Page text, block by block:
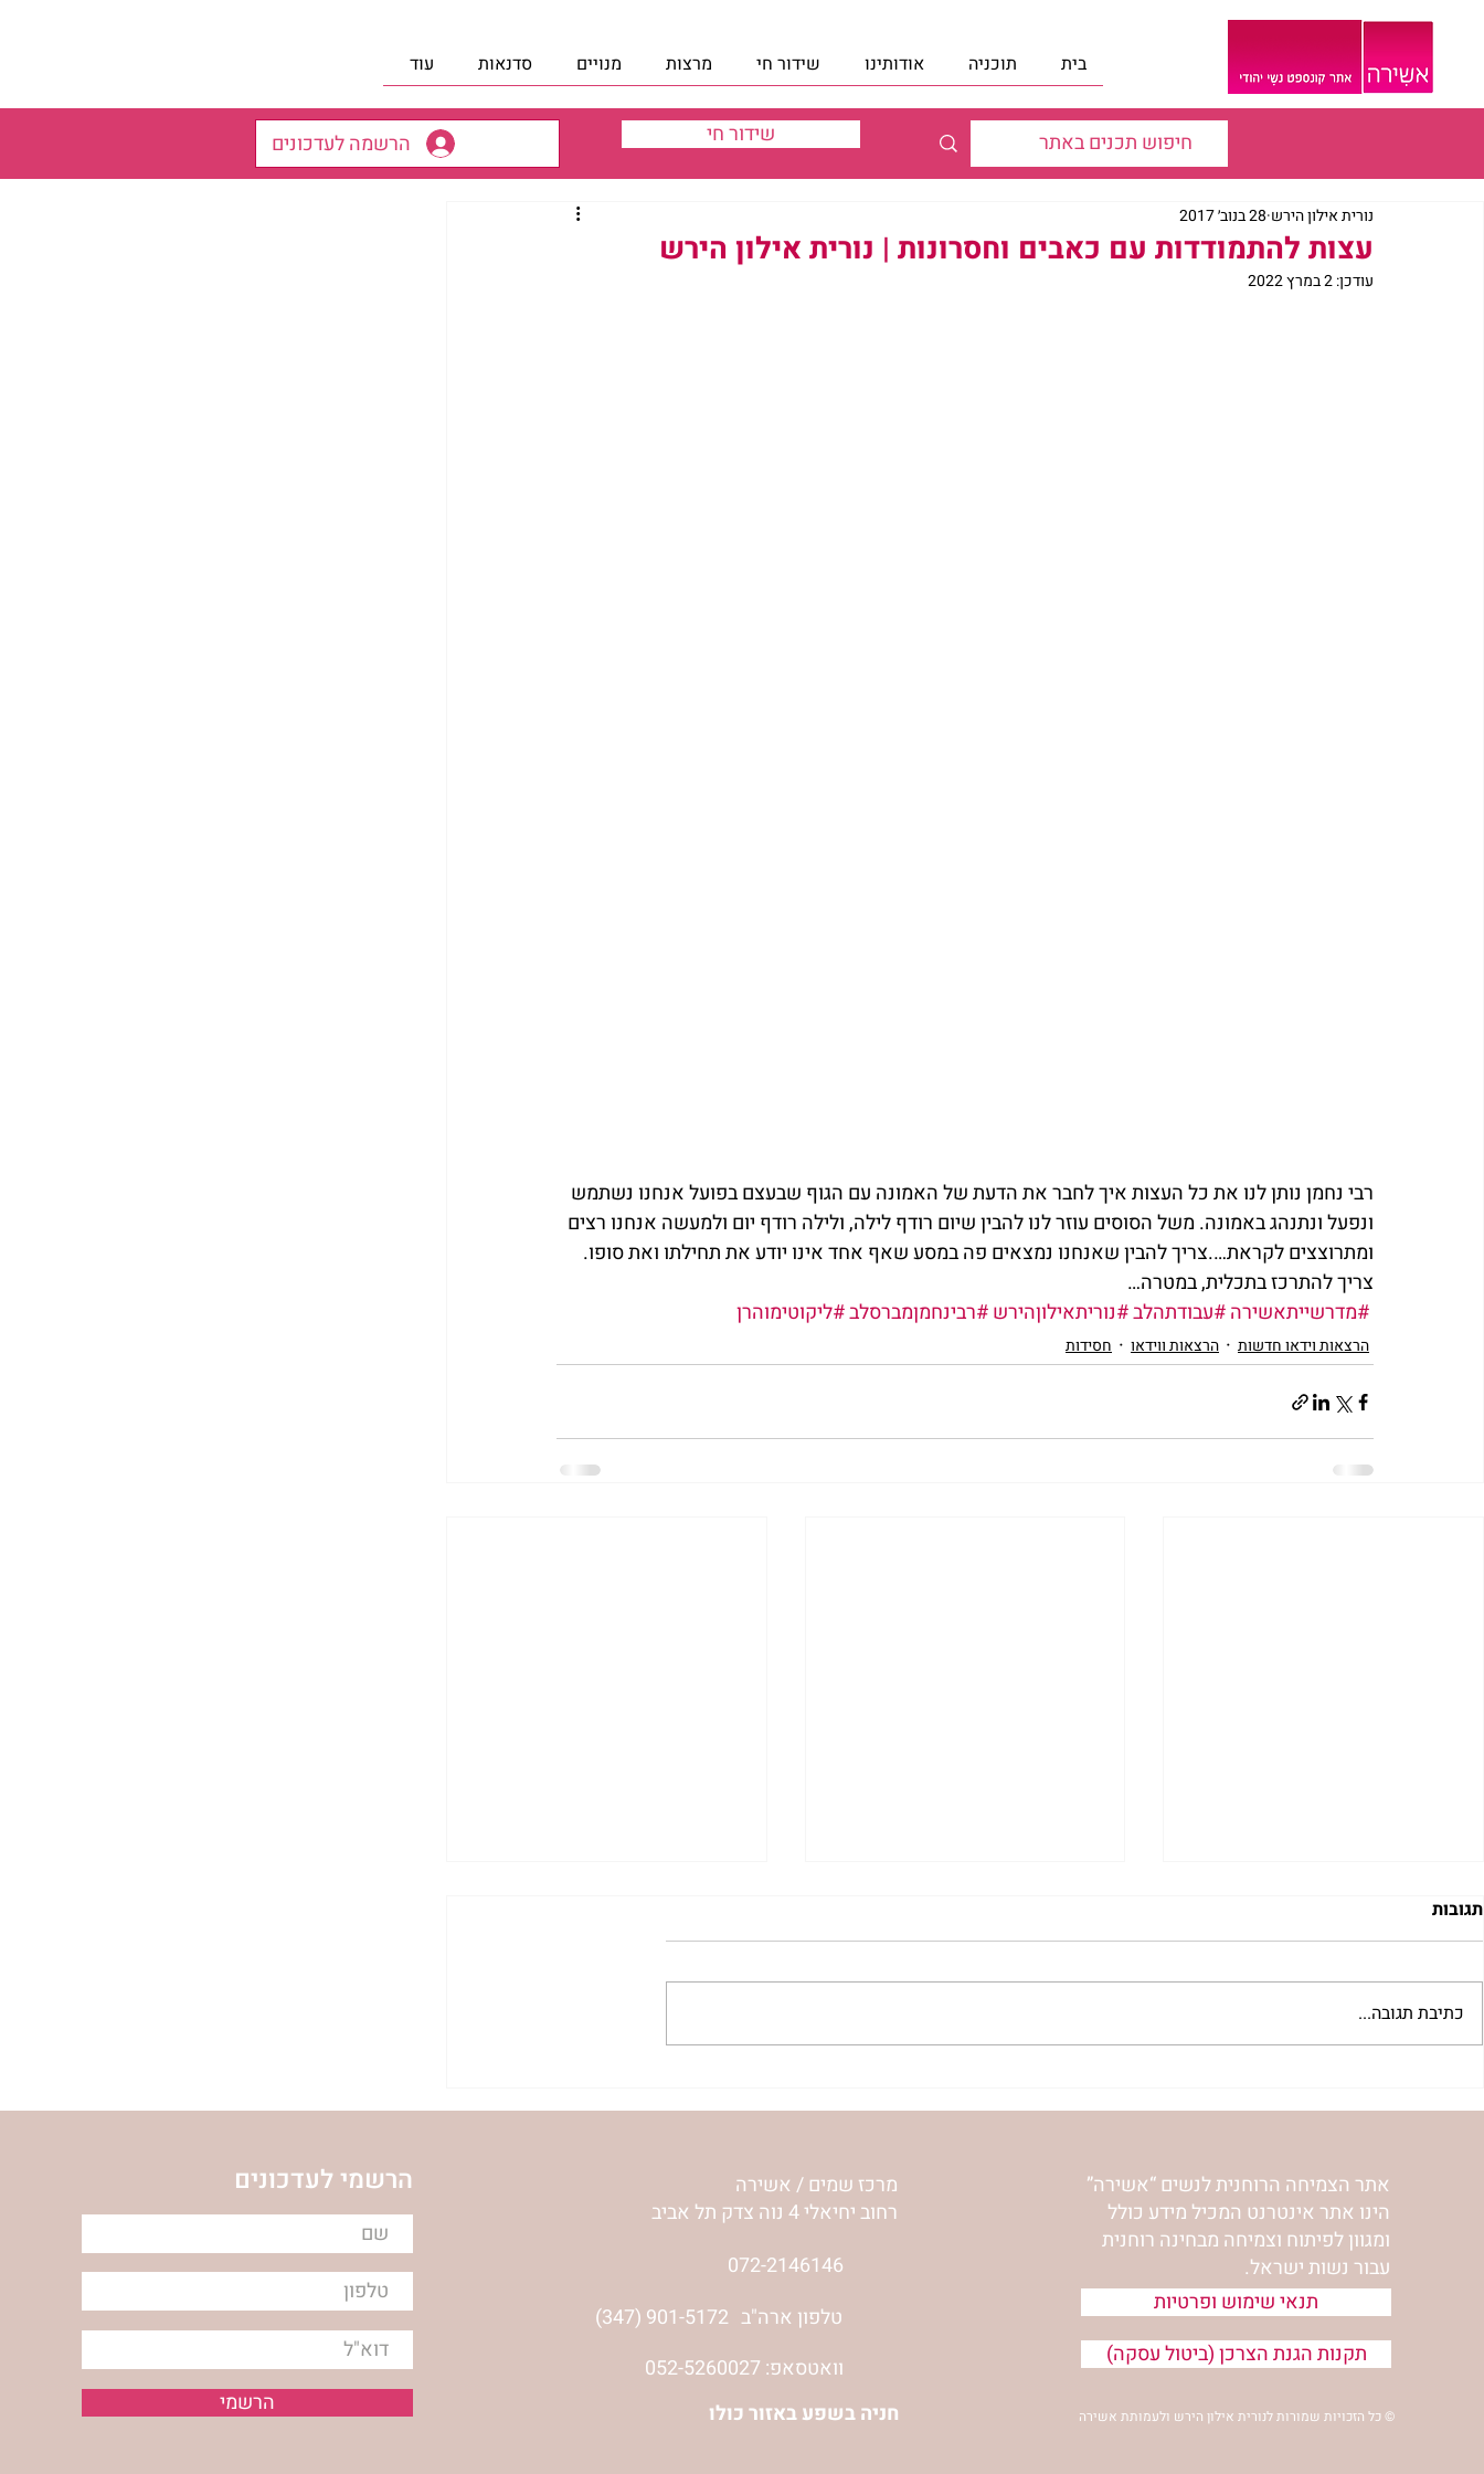
בית תוכניה אודותינו שידור חי מרצות מנויים סדנאות עוד
הרשמה לעדכונים שידור חי
עצות להתמודדות עם כאבים וחסרונות | נורית אילון הירש
נורית אילון הירש 28 בנוב׳ 2017
עודכן:2 במרץ 2022
רבי נחמן נותן לנו את כל העצות איך לחבר את הדעת של האמונה עם הגוף שבעצם בפועל אנחנו נשתמש
ונפעל ונתנהג באמונה. משל הסוסים עוזר לנו להבין שיום רודף לילה, ולילה רודף יום ולמעשה אנחנו רצים
ומתרוצצים לקראת….צריך להבין שאנחנו נמצאים פה במסע שאף אחד אינו יודע את תחילתו ואת סופו.
צריך להתרכז בתכלית, במטרה…
#מדרשייתאשירה#עבודתהלב#נוריתאילוןהירש#רבינחמןמברסלב#ליקוטימוהרן
הרצאות וידאו חדשות הרצאות ווידאו חסידות
אילון הירש
אהבה | נורית אילון הירש
כלום | נורית אילון הירש
תגובות
כתיבת תגובה...
הרשמי לעדכונים
הרשמי
מרכז שמים / אשירה
רחוב יחיאלי 4 נוה צדק תל אביב
072-2146146
(347) 901-5172 טלפון ארה"ב
וואטסאפ: 052-5260027
חניה בשפע באזור כולו
אתר הצמיחה הרוחנית לנשים “אשירה”
הינו אתר אינטרנט המכיל מידע כולל
ומגוון לפיתוח וצמיחה מבחינה רוחנית
עבור נשות ישראל.
תנאי שימוש ופרטיות
תקנות הגנת הצרכן (ביטול עסקה)
© כל הזכויות שמורות לנורית אילון הירש ולעמותת אשירה